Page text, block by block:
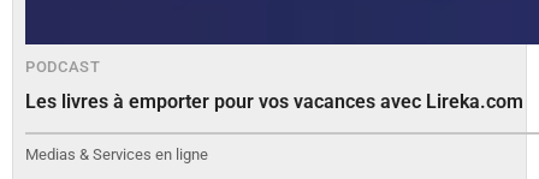
PODCAST
Les livres à emporter pour vos vacances avec Lireka.com
Medias & Services en ligne